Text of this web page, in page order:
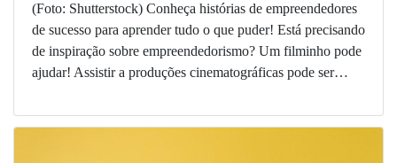
(Foto: Shutterstock) Conheça histórias de empreendedores
de sucesso para aprender tudo o que puder! Está precisando
de inspiração sobre empreendedorismo? Um filminho pode
ajudar! Assistir a produções cinematográficas pode ser…